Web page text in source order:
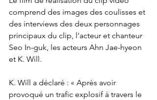
comprend des images des coulisses et
des interviews des deux personnages
principaux du clip, l'acteur et chanteur
Seo In-guk, les acteurs Ahn Jae-hyeon
et K. Will.
K. Will a déclaré : « Après avoir
provoqué un trafic explosif à travers le